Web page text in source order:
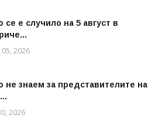
се е случило на 5 август в
05, 2026
не знаем за представителите на
2026